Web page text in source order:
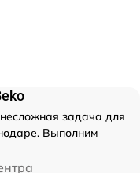
задача для
Выполним